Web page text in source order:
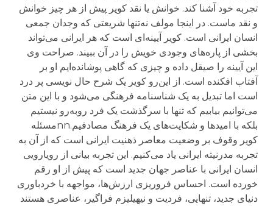
تجربه خود آشنا کند. خوانش یا نقد کویر پیش از هر چیز خوانش
و نقد ماست. در اینجا مولف نه‌تنها شریعتی که وجدان جمعی
انسان ایرانی است. کویر آیینه‌ای است که هر ایرانی می‌تواند
بخشی از پار‌ه‌های وجودی خویش را در آن ببیند. صراحت وی
این آیینه را صیقل داده و چیزی که گاهی پوشانده‌ایم او بر
آفتاب افکنده است. از این‌رو کویر یک شرح حال نویسی پر درد
است اما تبدیل به یک شناسنامه فرهنگی می‌شود و با این متن
می‌توانیم بیابیم که تنها با سرگذشت یک فرد روبه‌رو نیستیم
بلکه با امیدها و شکایت‌های یک فرهنگ مصادفیم.nnمسئله
کویر وقوف بر وضعیت معاصر ذهنیت ایرانی است که از آن به
تجربه مدرنیته ایرانی یاد می‌کنیم. این تجربه بیانی از رویارویی
انسان ایرانی با عناصر جهان جدید است که پیش از او رقم
خورده است. احساس فروریزی ارزش‌ها، مواجهه با خردباوری
دنیای جدید، تنهایی، فردیت و نیهیلیزم فراگیر، عناصری هستند